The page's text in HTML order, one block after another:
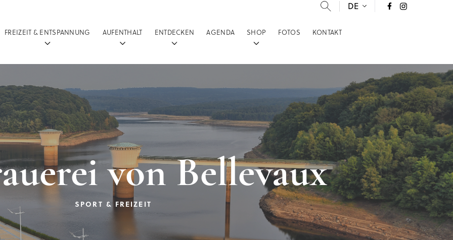
FREIZEIT & ENTSPANNUNG AUFENTHALT ENTDECKEN AGENDA SHOP FOTOS KONTAKT
DE
von Bellevaux
SPORT & FREIZEIT